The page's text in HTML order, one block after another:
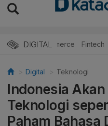
DIGITAL
E-Commerce Fintech
Digital Teknologi
Indonesia Akan
Teknologi
Paham Bahasa